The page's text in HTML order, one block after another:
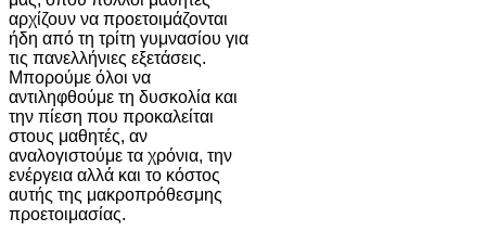
αρχίζουν να προετοιμάζονται
ήδη από τη τρίτη γυμνασίου για
τις πανελλήνιες εξετάσεις.
Μπορούμε όλοι να
αντιληφθούμε τη δυσκολία και
την πίεση που προκαλείται
στους μαθητές, αν
αναλογιστούμε τα χρόνια, την
ενέργεια αλλά και το κόστος
αυτής της μακροπρόθεσμης
προετοιμασίας.